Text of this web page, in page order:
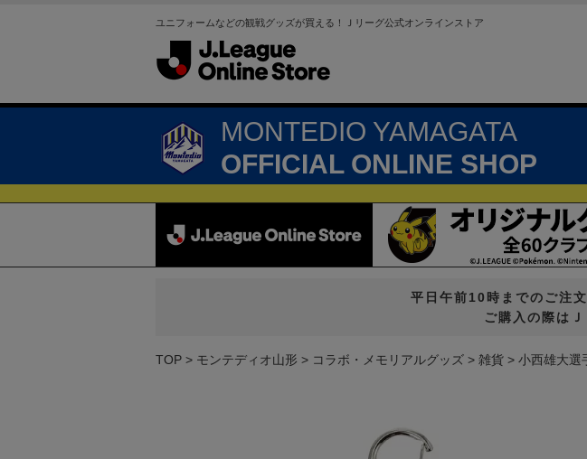
ユニフォームなどの観戦グッズが買える！Ｊリーグ公式オンラインストア
MONTEDIO YAMAGATA
OFFICIAL ONLINE SHOP
平日午前10時までのご注
ご購入の際は
TOP モンテディオ山形 コラボ・メモリアルグッズ 雑貨 小西雄大選